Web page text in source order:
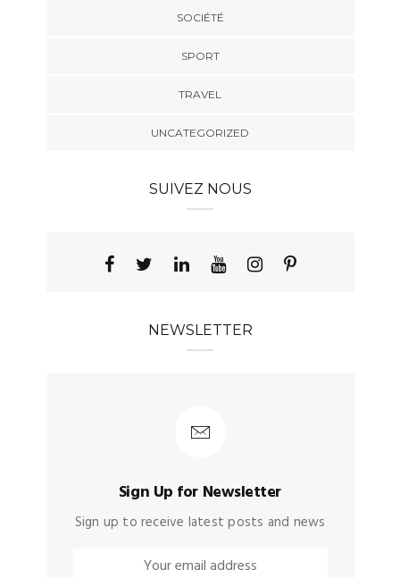
SOCIÉTÉ
SPORT
TRAVEL
UNCATEGORIZED
SUIVEZ NOUS
NEWSLETTER
Sign Up for Newsletter
Sign up to receive latest posts and news